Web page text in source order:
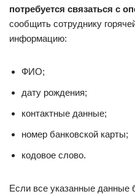
потребуется связаться с
сообщить сотруднику
информацию:
ФИО;
дату рождения;
контактные данные;
номер банковской карты;
кодовое слово.
Если все указанные данные